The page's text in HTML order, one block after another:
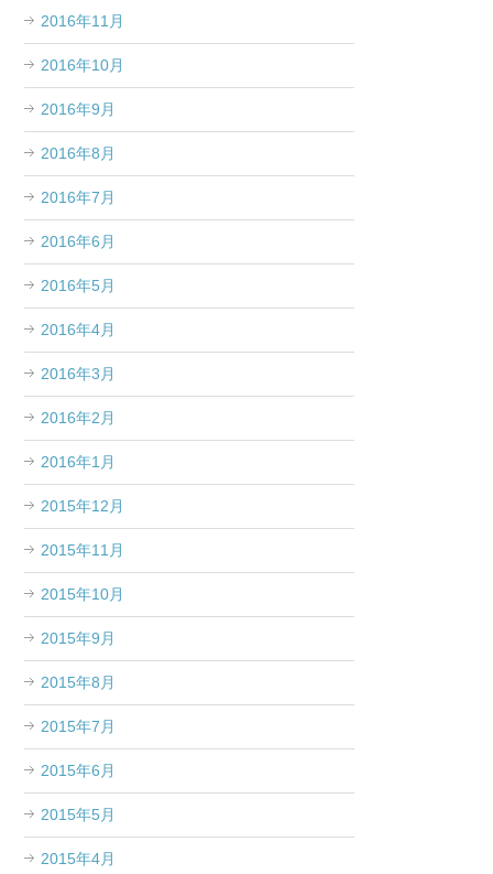
2016年11月
2016年10月
2016年9月
2016年8月
2016年7月
2016年6月
2016年5月
2016年4月
2016年3月
2016年2月
2016年1月
2015年12月
2015年11月
2015年10月
2015年9月
2015年8月
2015年7月
2015年6月
2015年5月
2015年4月